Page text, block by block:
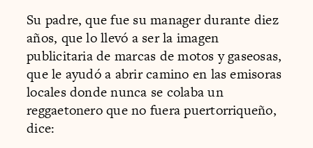
Su padre, que fue su manager durante diez
años, que lo llevó a ser la imagen
publicitaria de marcas de motos y gaseosas,
que le ayudó a abrir camino en las emisoras
locales donde nunca se colaba un
reggaetonero que no fuera puertorriqueño,
dice: